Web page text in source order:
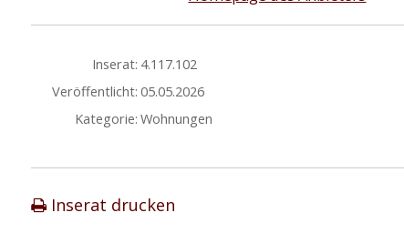
Inserat: 4.117.102
Veröffentlicht: 05.05.2026
Kategorie: Wohnungen
Inserat drucken